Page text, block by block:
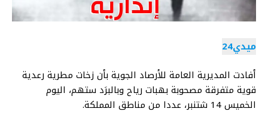
ميدي24
أفادت المديرية العامة للأرصاد الجوية بأن زخات مطرية رعدية
قوية متفرقة مصحوبة بهبات رياح وبالبرَد ستهم، اليوم
الخميس 14 شتنبر، عددا من مناطق المملكة.